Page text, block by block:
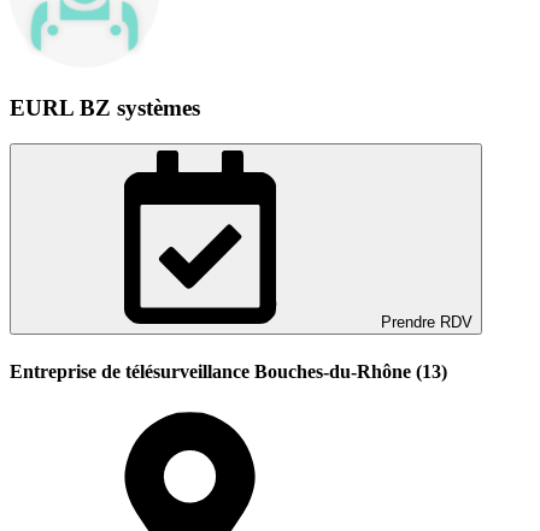
EURL BZ systèmes
Prendre RDV
Entreprise de télésurveillance Bouches-du-Rhône (13)